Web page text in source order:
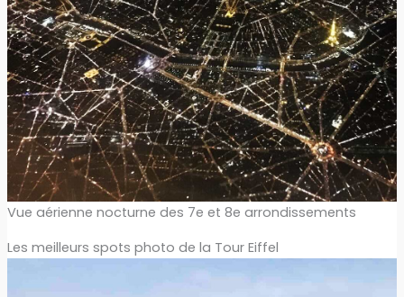
Vue aérienne nocturne des 7e et 8e arrondissements
Les meilleurs spots photo de la Tour Eiffel